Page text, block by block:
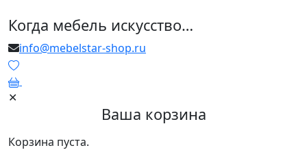
Когда мебель искусство…
info@mebelstar-shop.ru
✕
Ваша корзина
Корзина пуста.